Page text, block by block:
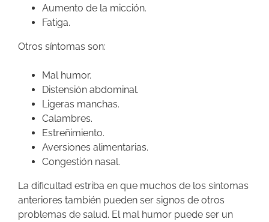
Aumento de la micción.
Fatiga.
Otros síntomas son:
Mal humor.
Distensión abdominal.
Ligeras manchas.
Calambres.
Estreñimiento.
Aversiones alimentarias.
Congestión nasal.
La dificultad estriba en que muchos de los síntomas
anteriores también pueden ser signos de otros
problemas de salud. El mal humor puede ser un